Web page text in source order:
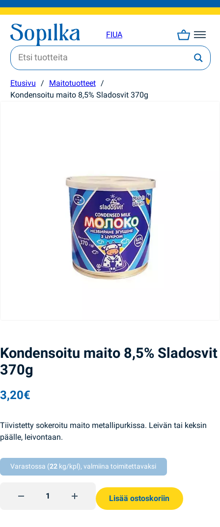
FIUA
Etusivu / Maitotuotteet /
Kondensoitu maito 8,5% Sladosvit 370g
Kondensoitu maito 8,5% Sladosvit
370g
3,20€
Tiivistetty sokeroitu maito metallipurkissa. Leivän tai keksin
päälle, leivontaan.
Varastossa (22 kg/kpl), valmiina toimitettavaksi
Kondensoitu maito 8,5% Sladosvit 370g quantity
Lisää ostoskoriin